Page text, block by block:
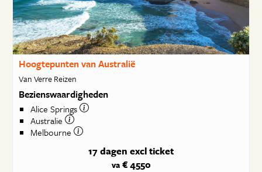
Hoogtepunten van Australië
Van Verre Reizen
Bezienswaardigheden
Alice Springs
Australie
Melbourne
17 dagen excl ticket
va€ 4550